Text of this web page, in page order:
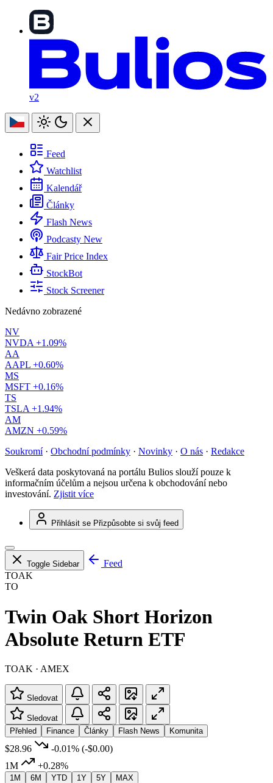
v2
Feed
Watchlist
Kalendář
Články
Flash News
Podcasty New
Fair Price Index
StockBot
Stock Screener
Nedávno zobrazené
NV
NVDA +1.09%
AA
AAPL +0.60%
MS
MSFT +0.16%
TS
TSLA +1.94%
AM
AMZN +0.59%
Soukromí · Obchodní podmínky · Novinky · O nás · Redakce
Veškerá data poskytovaná na portálu Bulios slouží pouze k
informačním účelům a nejsou určena k obchodování nebo
investování. Zjistit více
Přihlásit se Přizpůsobte si svůj feed
Toggle Sidebar
Feed
TOAK
TO
Twin Oak Short Horizon
Absolute Return ETF
TOAK · AMEX
Sledovat
Sledovat
Přehled
Finance Články Flash News Komunita
$28.96 -0.01% (-$0.00)
1M
+0.28%
1M 6M YTD 1Y 5Y MAX